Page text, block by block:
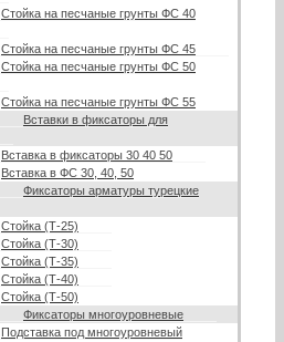
Стойка на песчаные грунты ФС 40
Стойка на песчаные грунты ФС 45
Стойка на песчаные грунты ФС 50
Стойка на песчаные грунты ФС 55
Вставки в фиксаторы для
Вставка в фиксаторы 30 40 50
Вставка в ФС 30, 40, 50
Фиксаторы арматуры турецкие
Стойка (Т-25)
Стойка (Т-30)
Стойка (Т-35)
Стойка (Т-40)
Стойка (Т-50)
Фиксаторы многоуровневые
Подставка под многоуровневый